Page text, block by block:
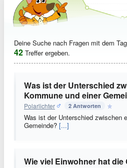
Deine Suche nach Fragen mit dem Tag
42 Treffer ergeben.
Was ist der Unterschied
Kommune und einer
Polarlichter 2 Antworten
Was ist der Unterschied zwischen
Gemeinde? [...]
Wie viel Einwohner hat die